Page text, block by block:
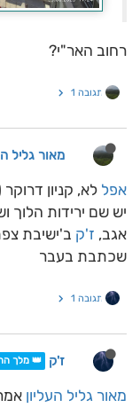
רחוב האר"י?
תגובה 1
מאור גליל
אפל לא, קניון
יש שם ירידות הלוך
אגב, ז'ק ב'ישיבת
שכתבת בעבר
תגובה 1
ז'ק 👑 מלך
מאור גליל העליון